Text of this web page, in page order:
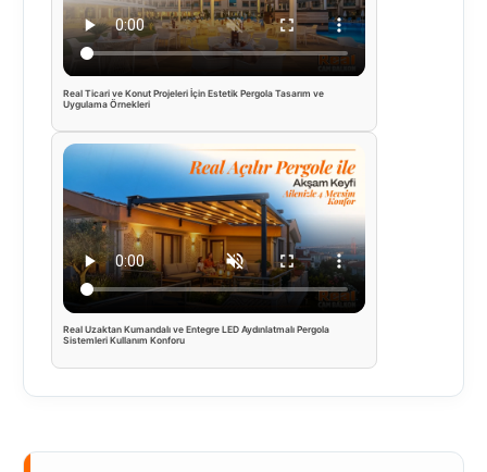
Real Ticari ve Konut Projeleri İçin Estetik Pergola Tasarım ve
Uygulama Örnekleri
Real Uzaktan Kumandalı ve Entegre LED Aydınlatmalı Pergola
Sistemleri Kullanım Konforu